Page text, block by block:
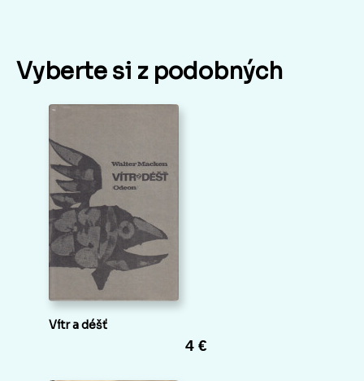
Vyberte si z podobných
Vítr a déšť
4 €